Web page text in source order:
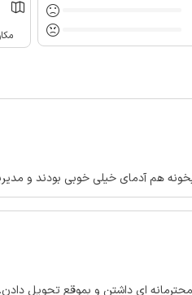
هم آدمای خیلی خوبی بودند و
ای داشتن و بموقع تحویل